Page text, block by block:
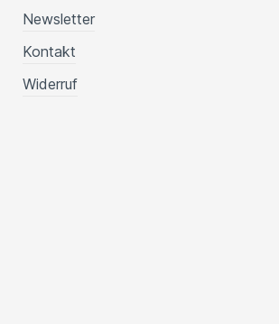
Newsletter
Kontakt
Widerruf